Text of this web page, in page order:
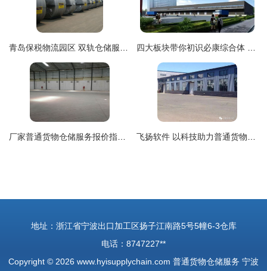
地址：浙江省宁波出口加工区扬子江南路5号5幢6-3仓库
电话：8747227**
Copyright © 2026 www.hyisupplychain.com 普通货物仓储服务 宁波